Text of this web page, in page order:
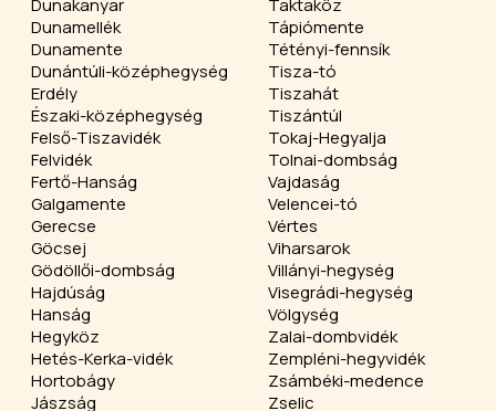
Dunakanyar
Dunamellék
Dunamente
Dunántúli-középhegység
Erdély
Északi-középhegység
Felső-Tiszavidék
Felvidék
Fertő-Hanság
Galgamente
Gerecse
Göcsej
Gödöllői-dombság
Hajdúság
Hanság
Hegyköz
Hetés-Kerka-vidék
Hortobágy
Jászság
Taktaköz
Tápiómente
Tétényi-fennsík
Tisza-tó
Tiszahát
Tiszántúl
Tokaj-Hegyalja
Tolnai-dombság
Vajdaság
Velencei-tó
Vértes
Viharsarok
Villányi-hegység
Visegrádi-hegység
Völgység
Zalai-dombvidék
Zempléni-hegyvidék
Zsámbéki-medence
Zselic